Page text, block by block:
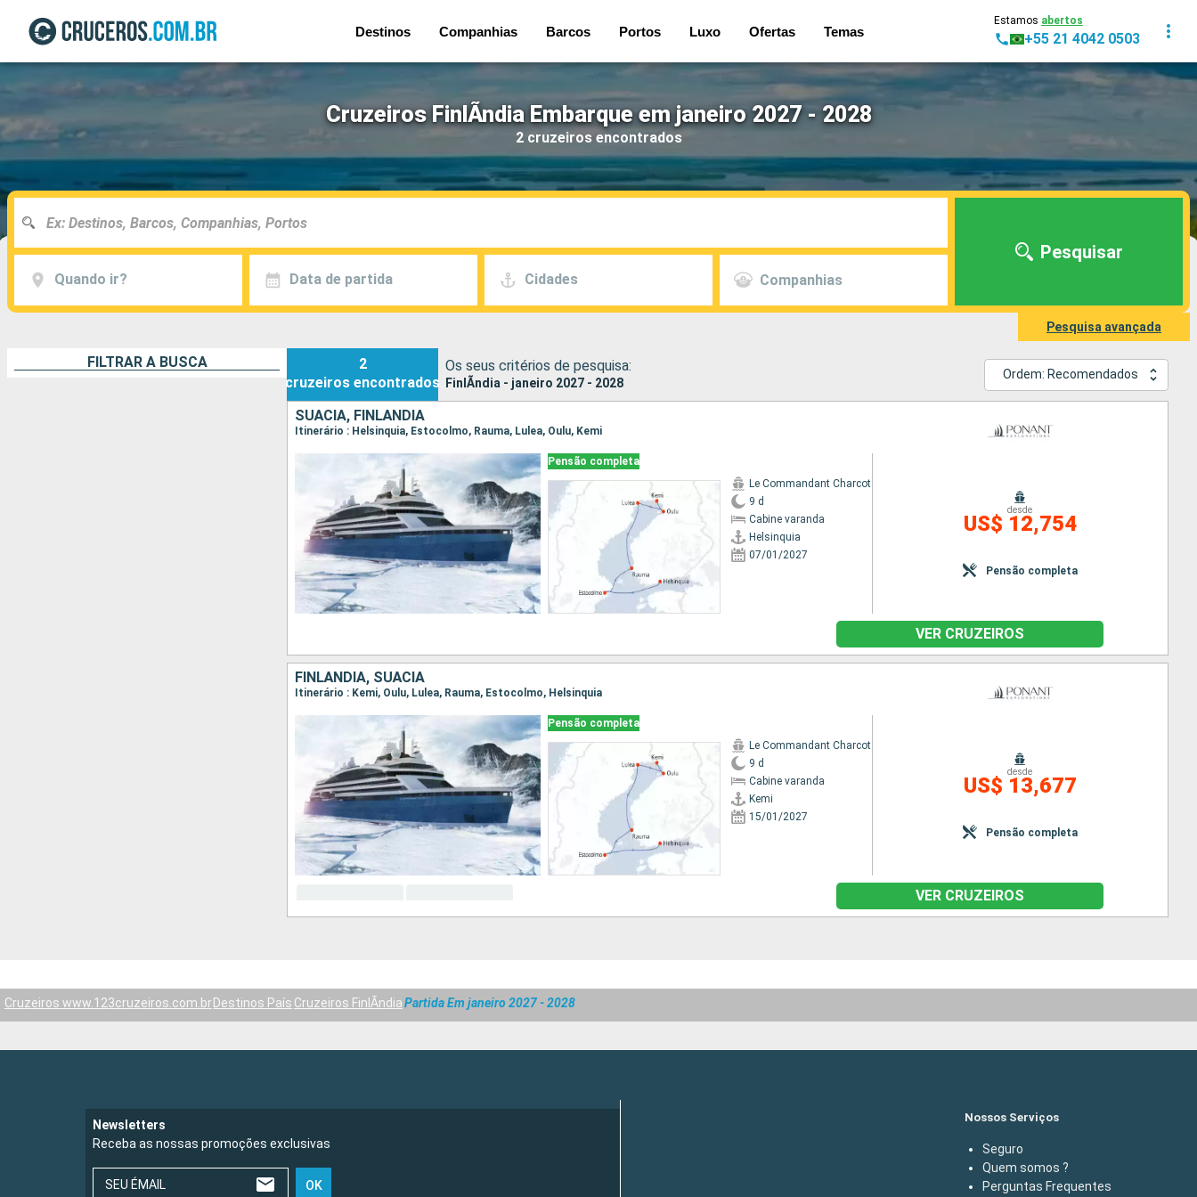
Destinos Companhias Barcos Portos Luxo Ofertas Temas
Estamos abertos
+55 21 4042 0503
Cruzeiros FinlÃndia Embarque em janeiro 2027 - 2028
2 cruzeiros encontrados
Quando ir? Data de partida Cidades Companhias
Pesquisar
Pesquisa avançada
FILTRAR A BUSCA
2
cruzeiros encontrados
Os seus critérios de pesquisa:
FinlÃndia - janeiro 2027 - 2028
Ordem: Recomendados
SUÃCIA, FINLÃNDIA
Itinerário : Helsinquia, Estocolmo, Rauma, Lulea, Oulu, Kemi
Pensão completa
Le Commandant Charcot
9 d
Cabine varanda
Helsinquia
07/01/2027
desde
US$ 12,754
Pensão completa
VER CRUZEIROS
FINLÃNDIA, SUÃCIA
Itinerário : Kemi, Oulu, Lulea, Rauma, Estocolmo, Helsinquia
Pensão completa
Le Commandant Charcot
9 d
Cabine varanda
Kemi
15/01/2027
desde
US$ 13,677
Pensão completa
VER CRUZEIROS
Cruzeiros www.123cruzeiros.com.br Destinos País Cruzeiros FinlÃndiaPartida Em janeiro 2027 - 2028
Newsletters
Receba as nossas promoções exclusivas
SEU ÉMAIL OK
Nossos Serviços
Seguro
Quem somos ?
Perguntas Frequentes